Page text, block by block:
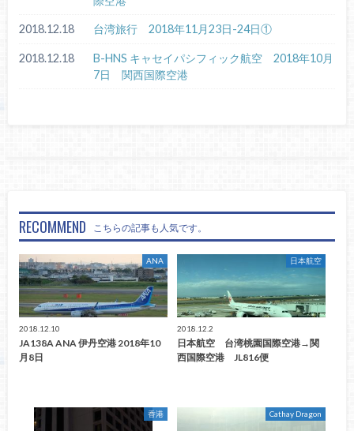
2018.12.18 台湾旅行 2018年11月23日-24日①
2018.12.18
B-HNS キャセイパシフィック航空 2018年10月
7日 関西国際空港
RECOMMEND こちらの記事も人気です。
ANA
2018.12.10
JA138A ANA 伊丹空港 2018年10
月8日
日本航空
2018.12.2
日本航空 台湾桃園国際空港→関
西国際空港 JL816便
香港 Cathay Dragon